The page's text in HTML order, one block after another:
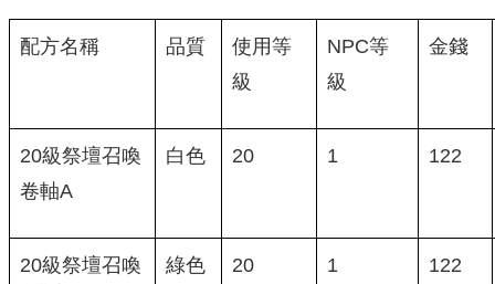
配方名稱 品質
使用等
級
NPC等
級
金錢
20級祭壇召喚
卷軸A
白色 20 1 122
20級祭壇召喚
綠色 20 1 122